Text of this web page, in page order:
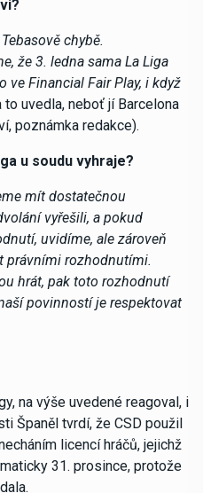
chybě.
že 3. ledna sama La Liga
ve Financial Fair Play, i když
uvedla, neboť jí Barcelona
poznámka redakce).
u soudu vyhraje?
mít dostatečnou
vyřešili, a pokud
uvidíme, ale zároveň
právními rozhodnutími.
hrát, pak toto rozhodnutí
povinností je respektovat
na výše uvedené reagoval, i
Španěl tvrdí, že CSD použil
licencí hráčů, jejichž
31. prosince, protože